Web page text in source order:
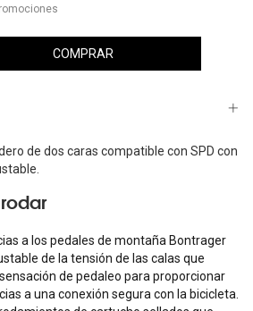
de dos caras compatible con SPD con
a los pedales de montaña Bontrager
de la tensión de las calas que
de pedaleo para proporcionar
a una conexión segura con la bicicleta.